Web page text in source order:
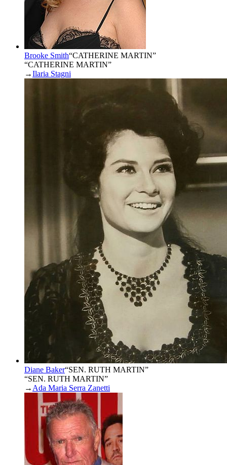
Brooke Smith“CATHERINE MARTIN”
“CATHERINE MARTIN”
→Ilaria Stagni
Diane Baker“SEN. RUTH MARTIN”
“SEN. RUTH MARTIN”
→ Ada Maria Serra Zanetti